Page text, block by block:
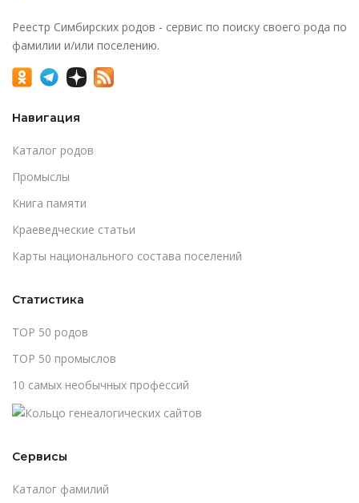
Реестр Симбирских родов - сервис по поиску своего рода по
фамилии и/или поселению.
Навигация
Каталог родов
Промыслы
Книга памяти
Краеведческие статьи
Карты национального состава поселений
Статистика
TOP 50 родов
TOP 50 промыслов
10 самых необычных профессий
Сервисы
Каталог фамилий